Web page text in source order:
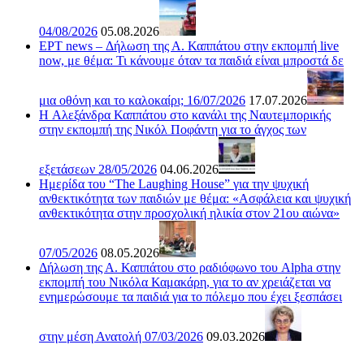
04/08/2026 05.08.2026
ΕΡΤ news – Δήλωση της Α. Καππάτου στην εκπομπή live
now, με θέμα: Τι κάνουμε όταν τα παιδιά είναι μπροστά δε
μια οθόνη και το καλοκαίρι; 16/07/2026 17.07.2026
H Αλεξάνδρα Καππάτου στο κανάλι της Ναυτεμπορικής
στην εκπομπή της Νικόλ Ποφάντη για το άγχος των
εξετάσεων 28/05/2026 04.06.2026
Ημερίδα του “The Laughing House” για την ψυχική
ανθεκτικότητα των παιδιών με θέμα: «Ασφάλεια και ψυχική
ανθεκτικότητα στην προσχολική ηλικία στον 21ου αιώνα»
07/05/2026 08.05.2026
Δήλωση της Α. Καππάτου στο ραδιόφωνο του Alpha στην
εκπομπή του Νικόλα Καμακάρη, για το αν χρειάζεται να
ενημερώσουμε τα παιδιά για το πόλεμο που έχει ξεσπάσει
στην μέση Ανατολή 07/03/2026 09.03.2026